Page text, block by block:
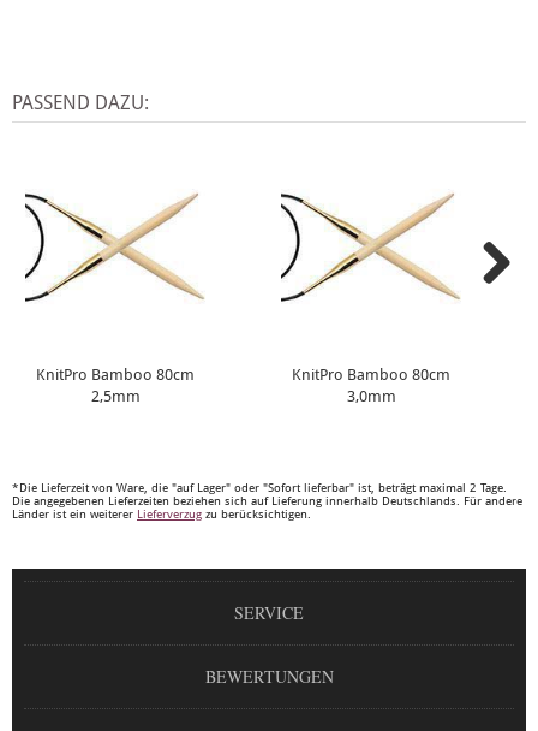
PASSEND DAZU:
KnitPro Bamboo 80cm
2,5mm
KnitPro Bamboo 80cm
3,0mm
*Die Lieferzeit von Ware, die "auf Lager" oder "Sofort lieferbar" ist, beträgt maximal 2 Tage.
Die angegebenen Lieferzeiten beziehen sich auf Lieferung innerhalb Deutschlands. Für andere
Länder ist ein weiterer Lieferverzug zu berücksichtigen.
SERVICE
BEWERTUNGEN